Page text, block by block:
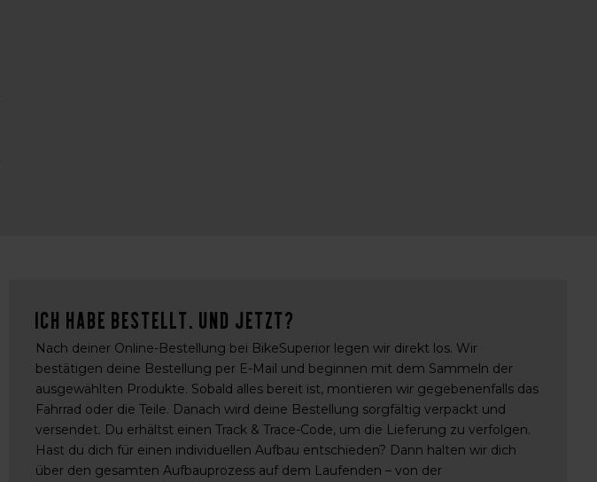
Ich habe bestellt. Und jetzt?
Nach deiner Online-Bestellung bei BikeSuperior legen wir direkt los. Wir
bestätigen deine Bestellung per E-Mail und beginnen mit dem Sammeln der
ausgewählten Produkte. Sobald alles bereit ist, montieren wir gegebenenfalls das
Fahrrad oder die Teile. Danach wird deine Bestellung sorgfältig verpackt und
versendet. Du erhältst einen Track & Trace-Code, um die Lieferung zu verfolgen.
Hast du dich für einen individuellen Aufbau entschieden? Dann halten wir dich
über den gesamten Aufbauprozess auf dem Laufenden – von der